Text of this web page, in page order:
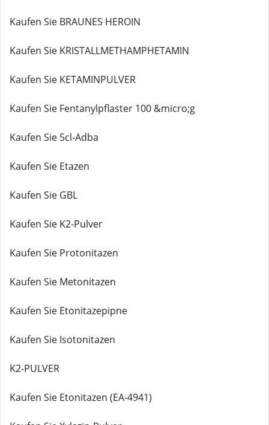
Kaufen Sie BRAUNES HEROIN
Kaufen Sie KRISTALLMETHAMPHETAMIN
Kaufen Sie KETAMINPULVER
Kaufen Sie Fentanylpflaster 100 &micro;g
Kaufen Sie 5cl-Adba
Kaufen Sie Etazen
Kaufen Sie GBL
Kaufen Sie K2-Pulver
Kaufen Sie Protonitazen
Kaufen Sie Metonitazen
Kaufen Sie Etonitazepipne
Kaufen Sie Isotonitazen
K2-PULVER
Kaufen Sie Etonitazen (EA-4941)